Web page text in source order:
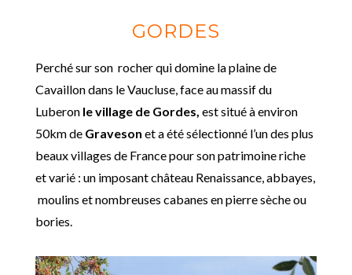
GORDES
Perché sur son rocher qui domine la plaine de
Cavaillon dans le Vaucluse, face au massif du
Luberon le village de Gordes, est situé à environ
50km deGraveson et a été sélectionné l’un des plus
beaux villages de France pour son patrimoine riche
et varié : un imposant château Renaissance, abbayes,
moulins et nombreuses cabanes en pierre sèche ou
bories.